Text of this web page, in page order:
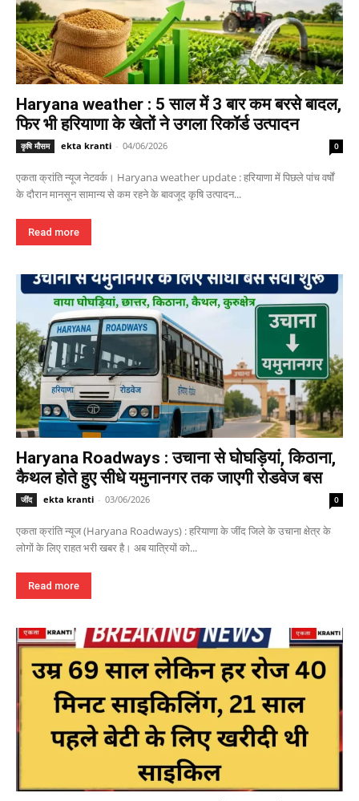
Haryana weather : 5 साल में 3 बार कम बरसे बादल,
फिर भी हरियाणा के खेतों ने उगला रिकॉर्ड उत्पादन
कृषि मौसम ekta kranti - 04/06/2026 0
एकता क्रांति न्यूज नेटवर्क। Haryana weather update : हरियाणा में पिछले पांच वर्षों
के दौरान मानसून सामान्य से कम रहने के बावजूद कृषि उत्पादन...
Read more
Haryana Roadways : उचाना से घोघड़ियां, किठाना,
कैथल होते हुए सीधे यमुनानगर तक जाएगी रोडवेज बस
जींद ekta kranti - 03/06/2026 0
एकता क्रांति न्यूज (Haryana Roadways) : हरियाणा के जींद जिले के उचाना क्षेत्र के
लोगों के लिए राहत भरी खबर है। अब यात्रियों को...
Read more